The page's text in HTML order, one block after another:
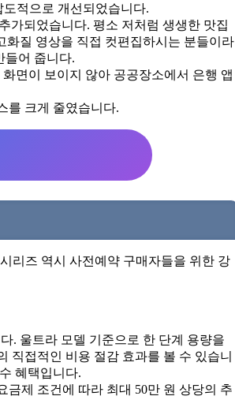
적으로 개선되었습니다.
가되었습니다. 평소 저처럼 생생한 맛집
질 영상을 직접 컷편집하시는 분들이라
들어 줍니다.
면이 보이지 않아 공공장소에서 은행 앱
를 크게 줄였습니다.
리즈 역시 사전예약 구매자들을 위한 강
. 울트라 모델 기준으로 한 단계 용량을
직접적인 비용 절감 효과를 볼 수 있습니
혜택입니다.
금제 조건에 따라 최대 50만 원 상당의 추